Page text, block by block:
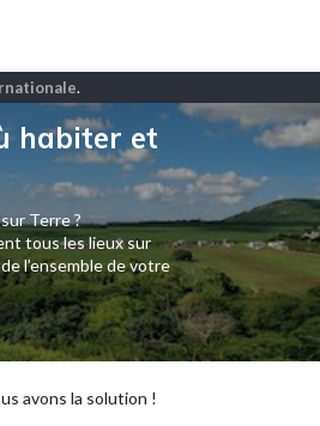
.
habiter et
Terre ?
tous les lieux sur
l’ensemble de votre
avons la solution !